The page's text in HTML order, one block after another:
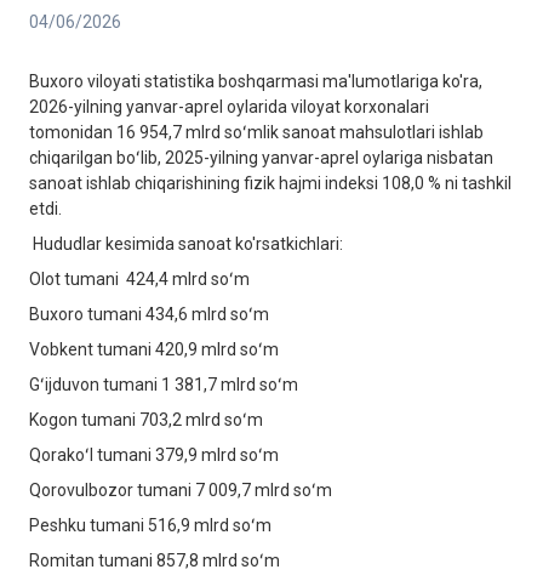
04/06/2026
Buxoro viloyati statistika boshqarmasi ma'lumotlariga ko'ra,
2026-yilning yanvar-aprel oylarida viloyat korxonalari
tomonidan 16 954,7 mlrd soʻmlik sanoat mahsulotlari ishlab
chiqarilgan boʻlib, 2025-yilning yanvar-aprel oylariga nisbatan
sanoat ishlab chiqarishining fizik hajmi indeksi 108,0 % ni tashkil
etdi.
Hududlar kesimida sanoat ko'rsatkichlari:
Olot tumani 424,4 mlrd soʻm
Buxoro tumani 434,6 mlrd soʻm
Vobkent tumani 420,9 mlrd soʻm
Gʻijduvon tumani 1 381,7 mlrd soʻm
Kogon tumani 703,2 mlrd soʻm
Qorakoʻl tumani 379,9 mlrd soʻm
Qorovulbozor tumani 7 009,7 mlrd soʻm
Peshku tumani 516,9 mlrd soʻm
Romitan tumani 857,8 mlrd soʻm